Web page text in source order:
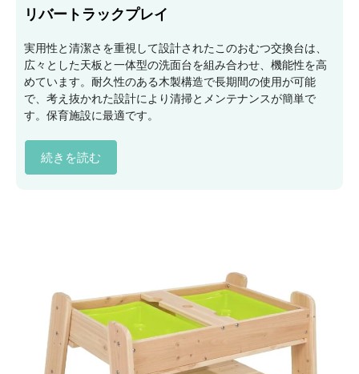
リバートラックプレイ
実用性と清潔さを重視して設計されたこのおむつ交換台は、
広々とした天板と一体型の洗面台を組み合わせ、機能性を高
めています。耐久性のある木製構造で長期間の使用が可能
で、考え抜かれた設計により清掃とメンテナンスが簡単で
す。保育施設に最適です。
続きを読む